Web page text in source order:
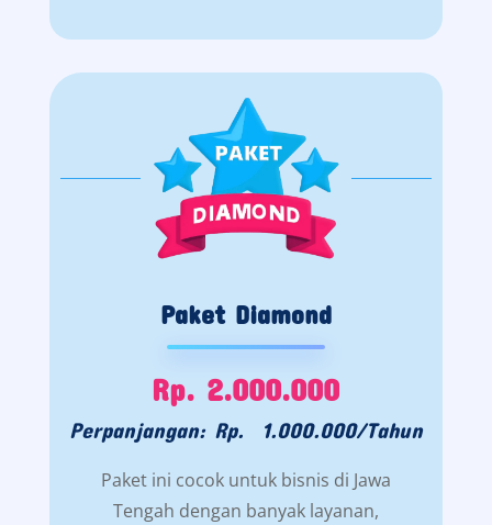
Paket Diamond
Rp. 2.000.000
Perpanjangan: Rp. 1.000.000/Tahun
Paket ini cocok untuk bisnis di Jawa
Tengah dengan banyak layanan,